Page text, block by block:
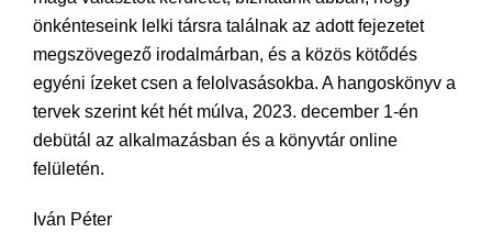
önkénteseink lelki társra találnak az adott fejezetet
megszövegező irodalmárban, és a közös kötődés
egyéni ízeket csen a felolvasásokba. A hangoskönyv a
tervek szerint két hét múlva, 2023. december 1-én
debütál az alkalmazásban és a könyvtár online
felületén.
Iván Péter